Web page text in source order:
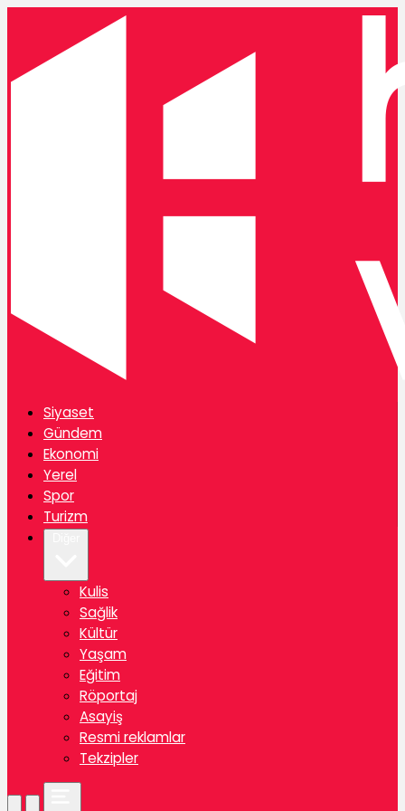
Siyaset
Gündem
Ekonomi
Yerel
Spor
Turizm
Kulis
Sağlik
Kültür
Yaşam
Eğitim
Röportaj
Asayiş
Resmi reklamlar
Tekzipler